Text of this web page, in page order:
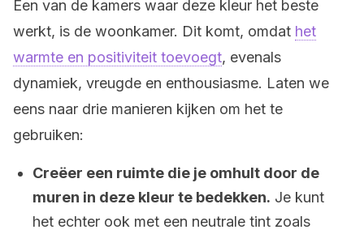
Een van de kamers waar deze kleur het beste
werkt, is de woonkamer. Dit komt, omdat het
warmte en positiviteit toevoegt, evenals
dynamiek, vreugde en enthousiasme. Laten we
eens naar drie manieren kijken om het te
gebruiken:
Creëer een ruimte die je omhult door de
muren in deze kleur te bedekken. Je kunt
het echter ook met een neutrale tint zoals